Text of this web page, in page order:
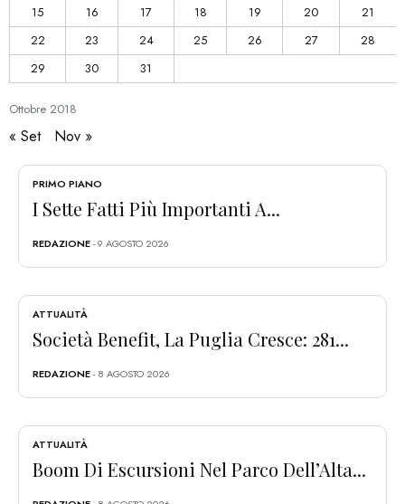
Ottobre 2018
15
16 17 18 19 20
21
22
23 24 25 26 27
28
29
30 31
« Set Nov »
PRIMO PIANO
I Sette Fatti Più Importanti A...
REDAZIONE- 9 AGOSTO 2026
ATTUALITÀ
Società Benefit, La Puglia Cresce: 281...
REDAZIONE- 8 AGOSTO 2026
ATTUALITÀ
Boom Di Escursioni Nel Parco Dell’Alta...